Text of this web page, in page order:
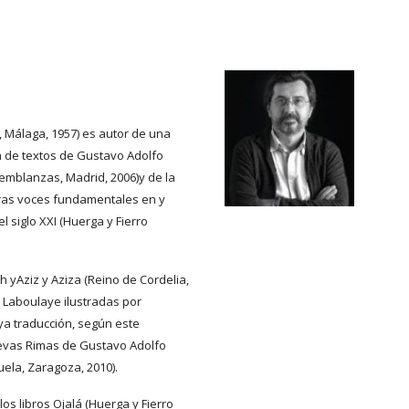
1957) es autor de una
textos de Gustavo Adolfo
Madrid, 2006)y de la
voces fundamentales en y
XXI (Huerga y Fierro
Laboulaye ilustradas por
traducción, según este
Rimas de Gustavo Adolfo
Zaragoza, 2010).
libros Ojalá (Huerga y Fierro